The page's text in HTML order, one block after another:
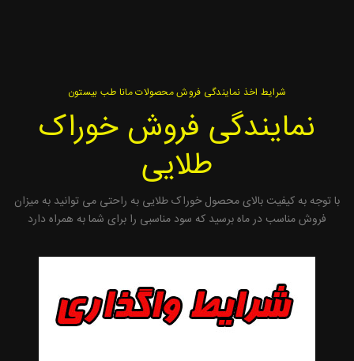
شرایط اخذ نمایندگی فروش محصولات مانا طب بیستون
نمایندگی فروش خوراک
طلایی
با توجه به کیفیت بالای محصول خوراک طلایی به راحتی می توانید به میزان
فروش مناسب در ماه برسید که سود مناسبی را برای شما به همراه دارد